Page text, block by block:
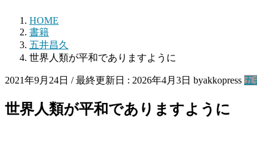
HOME
書籍
五井昌久
世界人類が平和でありますように
2021年9月24日 / 最終更新日 : 2026年4月3日 byakkopress 五
世界人類が平和でありますように